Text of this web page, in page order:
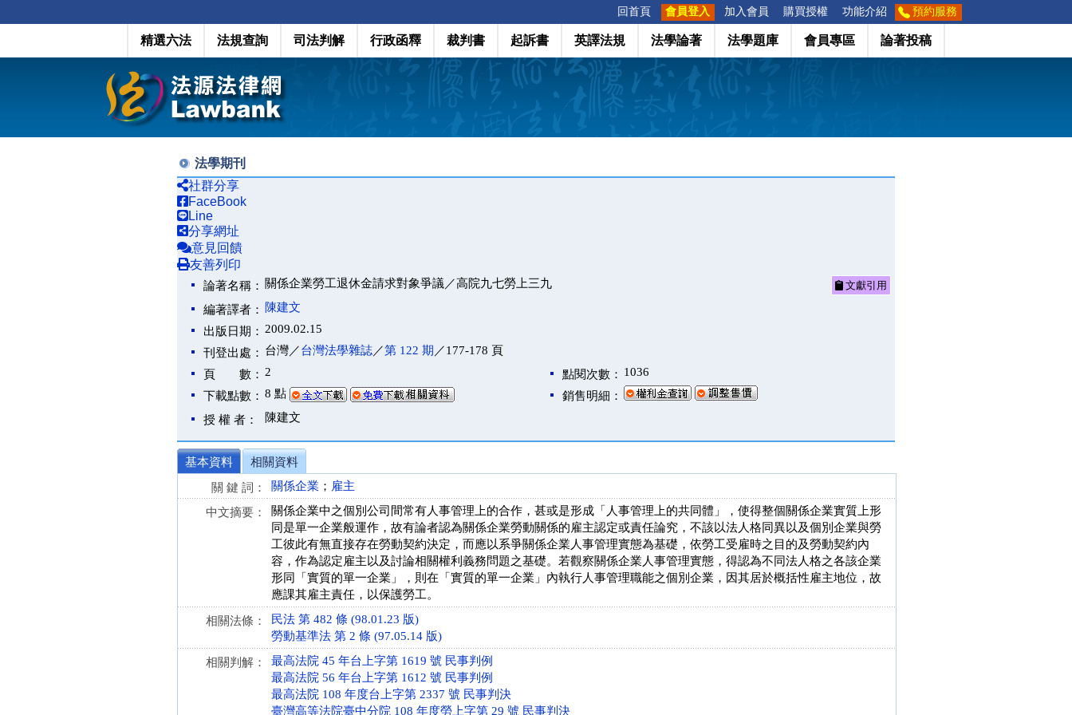
回首頁 會員登入 加入會員 購買授權 功能介紹 預約服務
精選六法 法規查詢 司法判解 行政函釋 裁判書 起訴書 英譯法規 法學論著 法學題庫 會員專區 論著投稿
法學期刊
社群分享
FaceBook
Line
分享網址
意見回饋
友善列印
論著名稱： 關係企業勞工退休金請求對象爭議／高院九七勞上三九 文獻引用
編著譯者：
陳建文
出版日期： 2009.02.15
刊登出處： 台灣／台灣法學雜誌／第 122 期 ／177-178 頁
頁 數： 2 點閱次數： 1036
下載點數： 8 點
銷售明細：
授 權 者：
陳建文
基本資料
相關資料
關 鍵 詞：
關係企業 ； 雇主
中文摘要：
關係企業中之個別公司間常有人事管理上的合作，甚或是形成「人事管理上的共同體」，使得整個關係企業實質上形
同是單一企業般運作，故有論者認為關係企業勞動關係的雇主認定或責任論究，不該以法人格同異以及個別企業與勞
工彼此有無直接存在勞動契約決定，而應以系爭關係企業人事管理實態為基礎，依勞工受雇時之目的及勞動契約內
容，作為認定雇主以及討論相關權利義務問題之基礎。若觀察關係企業人事管理實態，得認為不同法人格之各該企業
形同「實質的單一企業」，則在「實質的單一企業」內執行人事管理職能之個別企業，因其居於概括性雇主地位，故
應課其雇主責任，以保護勞工。
相關法條：
民法 第 482 條 (98.01.23 版)
勞動基準法 第 2 條 (97.05.14 版)
相關判解：
最高法院 45 年台上字第 1619 號 民事判例
最高法院 56 年台上字第 1612 號 民事判例
最高法院 108 年度台上字第 2337 號 民事判決
臺灣高等法院臺中分院 108 年度勞上字第 29 號 民事判決